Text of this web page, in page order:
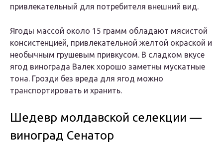
привлекательный для потребителя внешний вид.
Ягоды массой около 15 грамм обладают мясистой
консистенцией, привлекательной желтой окраской и
необычным грушевым привкусом. В сладком вкусе
ягод винограда Валек хорошо заметны мускатные
тона. Грозди без вреда для ягод можно
транспортировать и хранить.
Шедевр молдавской селекции —
виноград Сенатор